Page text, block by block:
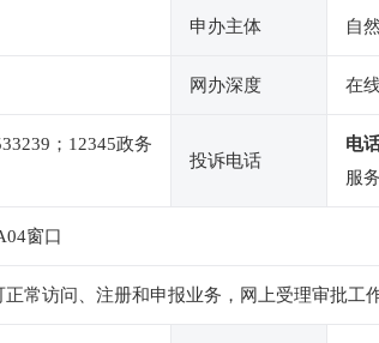
申办主体 自
网办深度 在
；12345政务
投诉电话
电
服
窗口
常访问、注册和申报业务，网上受理审批工